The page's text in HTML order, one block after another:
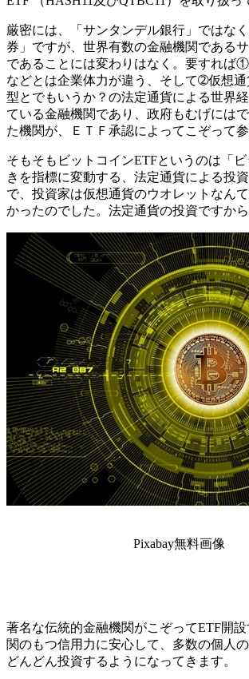
厳密には、「サンタンデル銀行」ではな
券」ですが、世界有数の金融機関である
であることには変わりはなく。要すれば
などとは企業体力が違う、そして➁仮想
型とでもいうか？の法定通貨による世界
ている金融機関であり、政府もむげには
た機関が、ＥＴＦ承認によってこぞって参
そもそもビットコインETFというのは「
きを指標に変動する、法定通貨による投
で、投資家は仮想通貨のウオレットなん
かったのでした。法定通貨の投資ですか
Pixabay無料画像
著名な伝統的金融機関がこぞってETF開
関のもつ信用力に安心して、多数の個人
どんどん投資するようになってきます。